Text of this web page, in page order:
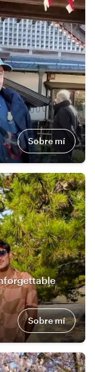
Sobre mí
Sobre mí